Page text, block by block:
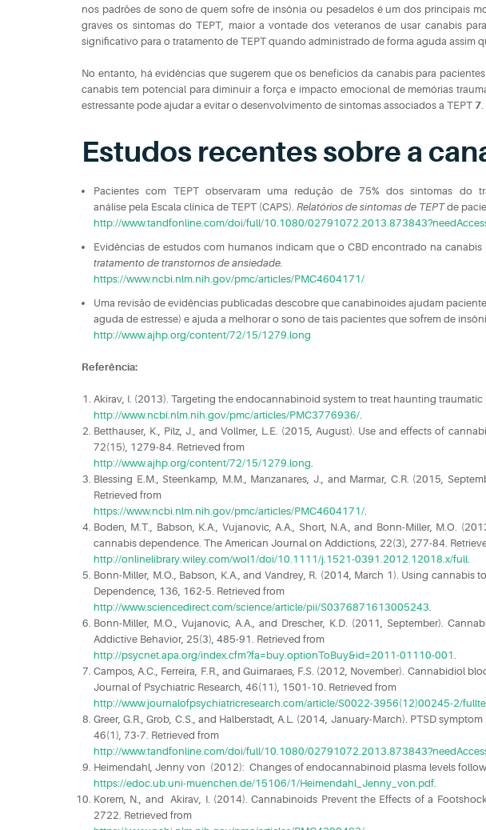
nos padrões de sono de quem sofre de insônia ou pesadelos é um dos principais
graves os sintomas do TEPT, maior a vontade dos veteranos de usar canabis
significativo para o tratamento de TEPT quando administrado de forma aguda assim
No entanto, há evidências que sugerem que os benefícios da canabis para
canabis tem potencial para diminuir a força e impacto emocional de memórias
estressante pode ajudar a evitar o desenvolvimento de sintomas associados a TEPT 7
Estudos recentes sobre a
Pacientes com TEPT observaram uma redução de 75% dos sintomas do
análise pela Escala clínica de TEPT (CAPS). Relatórios de sintomas de TEPTde
http://www.tandfonline.com/doi/full/10.1080/
Evidências de estudos com humanos indicam que o CBD encontrado na
tratamento de transtornos de ansiedade
https://www.ncbi.nlm.nih.gov/pmc/articles/PMC4604171/
Uma revisão de evidências publicadas descobre que canabinoides ajudam
aguda de estresse) e ajuda a melhorar o sono de tais pacientes que sofrem de
http://www.ajhp.org/content/72/15/1279.long
Referência:
Akirav, I. (2013). Targeting the endocannabinoid system to treat haunting
http://www.ncbi.nlm.nih.gov/pmc/articles/PMC3776936/
Betthauser, K., Pilz, J., and Vollmer, L.E. (2015, August). Use and effects of
72(15), 1279-84. Retrieved from
http://www.ajhp.org/content/72/15/1279.long
Blessing E.M., Steenkamp, M.M., Manzanares, J., and Marmar, C.R. (2015,
Retrieved from
https://www.ncbi.nlm.nih.gov/pmc/articles/PMC4604171/
Boden, M.T., Babson, K.A., Vujanovic, A.A., Short, N.A., and Bonn-Miller, M.O.
cannabis dependence. The American Journal on Addictions, 22(3), 277-84.
http://onlinelibrary.wiley.com/wol1/doi/10.1111/j.1521-0391.2012.12018.x/full
Bonn-Miller, M.O., Babson, K.A., and Vandrey, R. (2014, March 1). Using
Dependence, 136, 162-5. Retrieved from
http://www.sciencedirect.com/science/article/pii/S0376871613005243
Bonn-Miller, M.O., Vujanovic, A.A., and Drescher, K.D. (2011, September).
Addictive Behavior, 25(3), 485-91. Retrieved from
http://psycnet.apa.org/index.cfm?fa=buy.optionToBuy&id=2011-01110-001
Campos, A.C., Ferreira, F.R., and Guimaraes, F.S. (2012, November). Cannabidiol
Journal of Psychiatric Research, 46(11), 1501-10. Retrieved from
http://www.journalofpsychiatricresearch.com/article/S0022-3956(12)00245-2/
Greer, G.R., Grob, C.S., and Halberstadt, A.L. (2014, January-March). PTSD
46(1), 73-7. Retrieved from
http://www.tandfonline.com/doi/full/10.1080/
Heimendahl, Jenny von (2012): Changes of endocannabinoid plasma levels
https://edoc.ub.uni-muenchen.de/15106/1/Heimendahl_Jenny_von.pdf
Korem, N., and Akirav, I. (2014). Cannabinoids Prevent the Effects of a
2722. Retrieved from